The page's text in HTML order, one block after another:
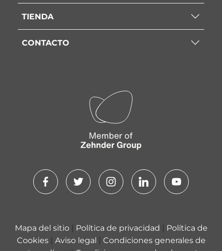
TIENDA
CONTACTO
Mapa del sitio Política de privacidad
Política de
Cookies
Aviso legal
Condiciones generales de